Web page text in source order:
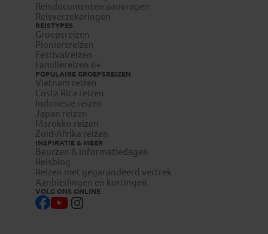
Reisdocumenten aanvragen
Reisverzekeringen
REISTYPES
Groepsreizen
Pioniersreizen
Festivalreizen
Familiereizen 6+
POPULAIRE GROEPSREIZEN
Vietnam reizen
Costa Rica reizen
Indonesie reizen
Japan reizen
Marokko reizen
Zuid-Afrika reizen
INSPIRATIE & MEER
Beurzen & informatiedagen
Reisblog
Reizen met gegarandeerd vertrek
Aanbiedingen en kortingen
VOLG ONS ONLINE